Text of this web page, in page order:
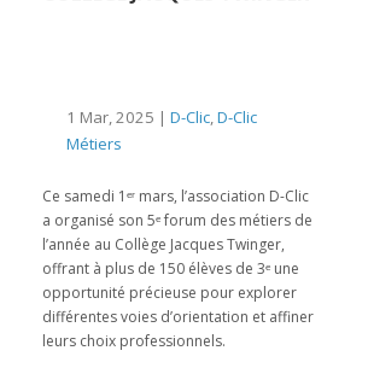
1 Mar, 2025 | D-Clic D-Clic
Métiers
Ce samedi 1ᵉʳ mars, l’association D-Clic
a organisé son 5ᵉ forum des métiers de
l’année au Collège Jacques Twinger,
offrant à plus de 150 élèves de 3ᵉ une
opportunité précieuse pour explorer
différentes voies d’orientation et affiner
leurs choix professionnels.